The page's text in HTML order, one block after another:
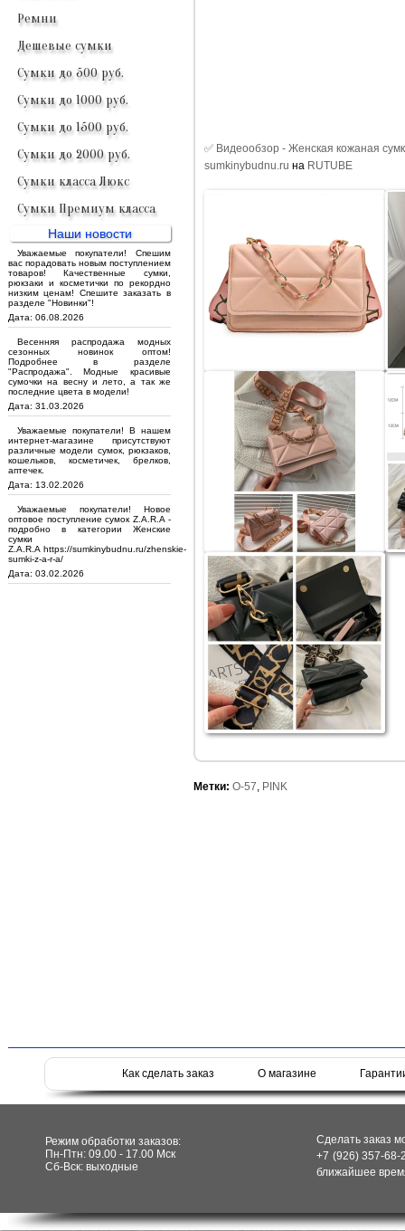
Ремни
Дешевые сумки
Сумки до 500 руб.
Сумки до 1000 руб.
Сумки до 1500 руб.
Сумки до 2000 руб.
Сумки класса Люкс
Сумки Премиум класса
Наши новости
Уважаемые покупатели! Спешим
вас порадовать новым поступлением
товаров! Качественные сумки,
рюкзаки и косметички по рекордно
низким ценам! Спешите заказать в
разделе "Новинки"!
Дата: 06.08.2026
Весенняя распродажа модных
сезонных новинок оптом!
Подробнее в разделе
"Распродажа". Модные красивые
сумочки на весну и лето, а так же
последние цвета в модели!
Дата: 31.03.2026
Уважаемые покупатели! В нашем
интернет-магазине присутствуют
различные модели сумок, рюкзаков,
кошельков, косметичек, брелков,
аптечек.
Дата: 13.02.2026
Уважаемые покупатели! Новое
оптовое поступление сумок Z.A.R.A -
подробно в категории Женские
сумки
Z.A.R.A https://sumkinybudnu.ru/zhenskie-
sumki-z-a-r-a/
Дата: 03.02.2026
✅ Видеообзор - Женская кожаная
sumkinybudnu.ru на RUTUBE
Метки: O-57 PINK
Как сделать заказ О магазине
Режим обработки заказов:
Пн-Птн: 09.00 - 17.00 Мск
Сб-Вск: выходные
Сделать заказ
+7 (926) 357-
ближайшее